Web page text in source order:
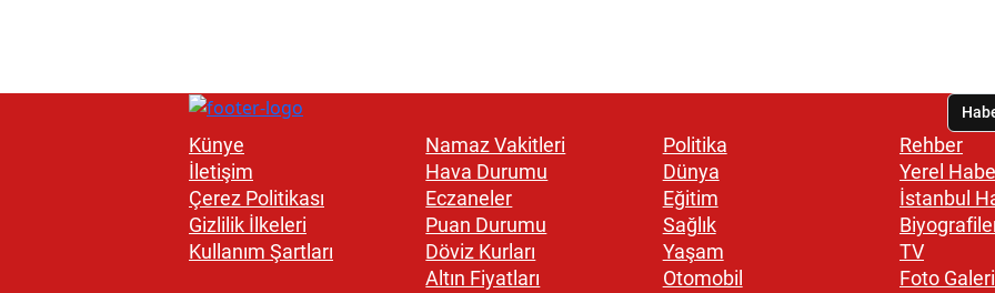
Künye
İletişim
Çerez Politikası
Gizlilik İlkeleri
Kullanım Şartları
Namaz Vakitleri
Hava Durumu
Eczaneler
Puan Durumu
Döviz Kurları
Altın Fiyatları
Politika
Dünya
Eğitim
Sağlık
Yaşam
Otomobil
Rehber
Yerel
İstanbul
TV
Foto Galeri